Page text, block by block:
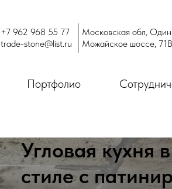
Портфолио
+7 962 968 55 77
trade-stone@list.ru
Московская обл,
Можайское шоссе, 71В
Угловая кухня
стиле с